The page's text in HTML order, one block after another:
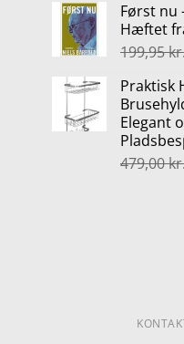
Først nu
Hæftet
199,95
Praktisk
Elegant
479,00